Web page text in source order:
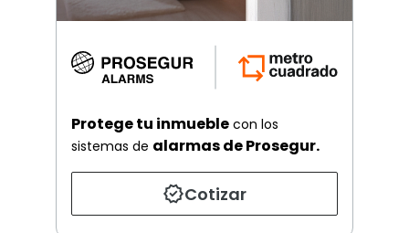
Protege tu inmueble con los
sistemas de alarmas de Prosegur.
Cotizar